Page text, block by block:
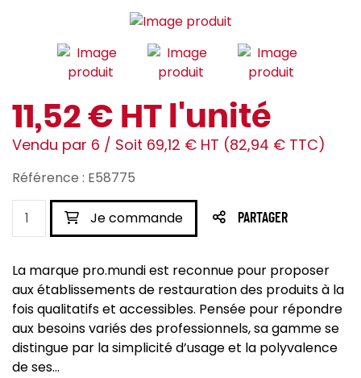
11,52 € HT l'unité
Vendu par 6 / Soit 69,12 € HT (82,94 € TTC)
Référence : E58775
Je commande PARTAGER
La marque pro.mundi est reconnue pour proposer
aux établissements de restauration des produits à la
fois qualitatifs et accessibles. Pensée pour répondre
aux besoins variés des professionnels, sa gamme se
distingue par la simplicité d’usage et la polyvalence
de ses...